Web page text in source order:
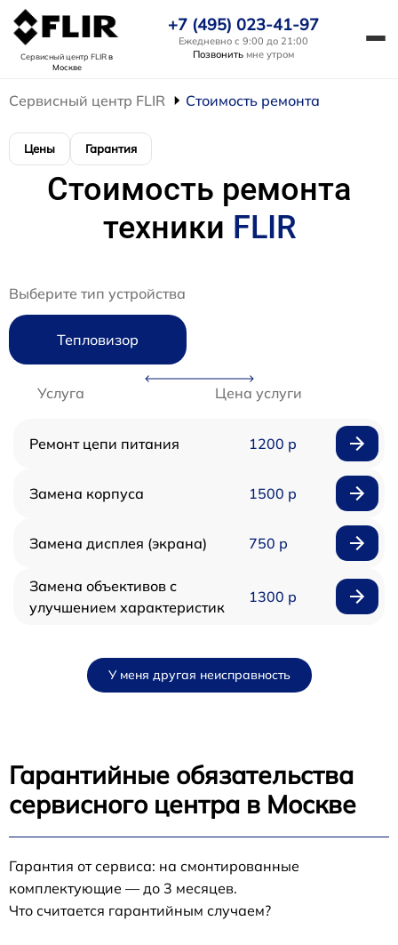
Сервисный центр FLIRв
Москве
+7 (495) 023-41-97
Ежедневно с 9:00 до 21:00
Позвонить мне утром
Сервисный центр FLIR Стоимость ремонта
Цены Гарантия
Стоимость ремонта
техники FLIR
Выберите тип устройства
Тепловизор
Услуга Цена услуги
Ремонт цепи питания 1200 р
Замена корпуса 1500 р
Замена дисплея (экрана) 750 р
Замена объективов с
улучшением характеристик
1300 р
У меня другая неисправность
Гарантийные обязательства
сервисного центра в Москве
Гарантия от сервиса: на смонтированные
комплектующие — до 3 месяцев.
Что считается гарантийным случаем?